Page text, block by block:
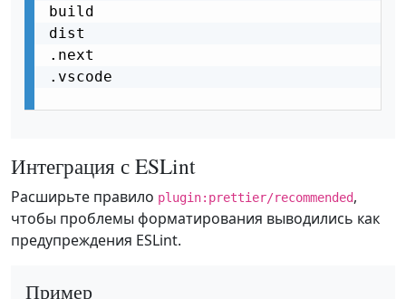
build
dist
.next
.vscode
Интеграция с ESLint
Расширьте правило plugin:prettier/recommended,
чтобы проблемы форматирования выводились как
предупреждения ESLint.
Пример